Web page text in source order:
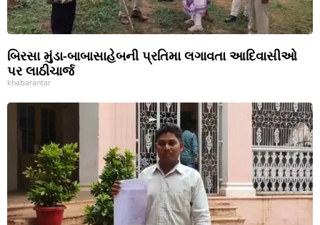
બિરસા મુંડા-બાબાસાહેબની પ્રતિમા લગાવતા આદિવાસીઓ
પર લાઠીચાર્જ
khabarantar